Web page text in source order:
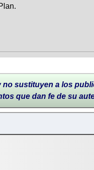
sustituyen a los
que dan fe de su